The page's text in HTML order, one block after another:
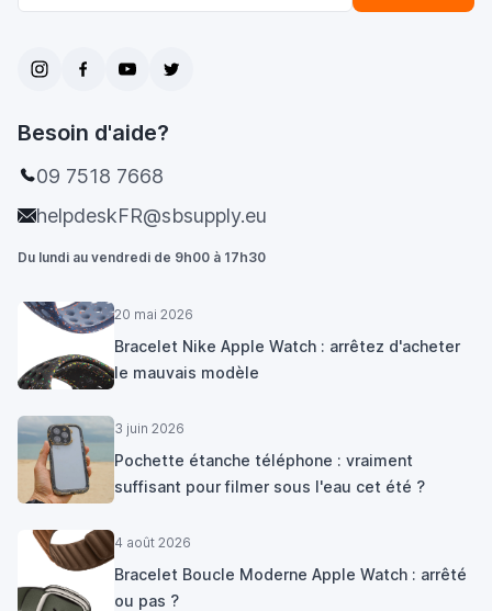
Besoin d'aide?
09 7518 7668
helpdeskFR@sbsupply.eu
Du lundi au vendredi de 9h00 à 17h30
20 mai 2026
Bracelet Nike Apple Watch : arrêtez d'acheter
le mauvais modèle
3 juin 2026
Pochette étanche téléphone : vraiment
suffisant pour filmer sous l'eau cet été ?
4 août 2026
Bracelet Boucle Moderne Apple Watch : arrêté
ou pas ?